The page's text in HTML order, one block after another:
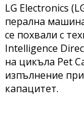
LG Electronics
перална
се похвали с
Intelligence
на цикъла Pet
изпълнение
капацитет.